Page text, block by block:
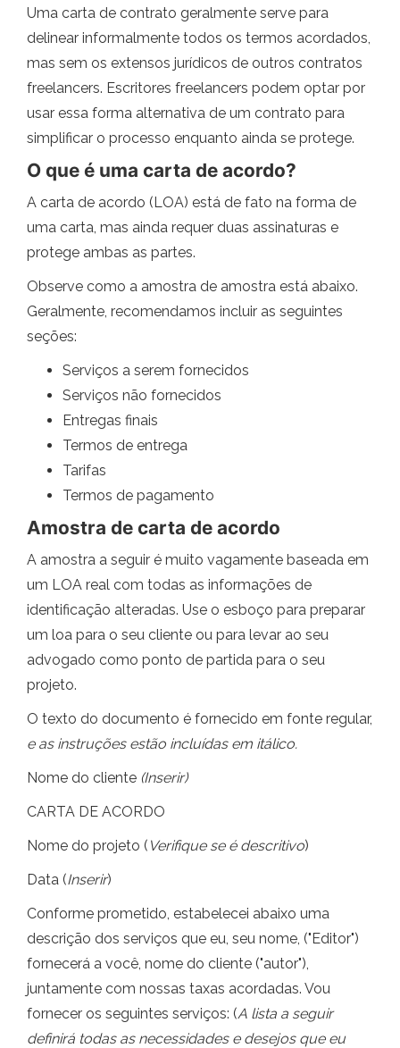
Uma carta de contrato geralmente serve para
delinear informalmente todos os termos acordados,
mas sem os extensos jurídicos de outros contratos
freelancers. Escritores freelancers podem optar por
usar essa forma alternativa de um contrato para
simplificar o processo enquanto ainda se protege.
O que é uma carta de acordo?
A carta de acordo (LOA) está de fato na forma de
uma carta, mas ainda requer duas assinaturas e
protege ambas as partes.
Observe como a amostra de amostra está abaixo.
Geralmente, recomendamos incluir as seguintes
seções:
Serviços a serem fornecidos
Serviços não fornecidos
Entregas finais
Termos de entrega
Tarifas
Termos de pagamento
Amostra de carta de acordo
A amostra a seguir é muito vagamente baseada em
um LOA real com todas as informações de
identificação alteradas. Use o esboço para preparar
um loa para o seu cliente ou para levar ao seu
advogado como ponto de partida para o seu
projeto.
O texto do documento é fornecido em fonte regular,
e as instruções estão incluídas em itálico.
Nome do cliente (Inserir)
CARTA DE ACORDO
Nome do projeto ( Verifique se é descritivo)
Data (Inserir)
Conforme prometido, estabelecei abaixo uma
descrição dos serviços que eu, seu nome, ("Editor")
fornecerá a você, nome do cliente ("autor"),
juntamente com nossas taxas acordadas. Vou
fornecer os seguintes serviços: (A lista a seguir
definirá todas as necessidades e desejos que eu